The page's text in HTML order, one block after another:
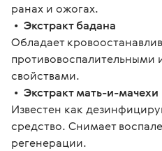
ранах и ожогах.
• Экстракт бадана
Обладает
свойствами.
• Экстракт мать-и-мачехи
Известен как
средство. Снимает
регенерации.